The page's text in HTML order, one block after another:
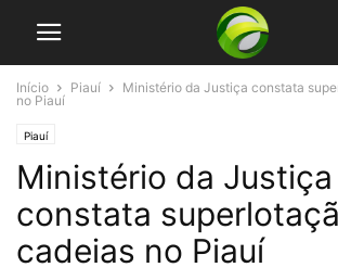
Início Piauí
Ministério da Justiça constata
no Piauí
Piauí
Ministério da Justiça
constata
cadeias no Piauí